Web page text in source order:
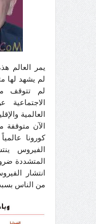
يمر العالم
لم تتوقف
العالمية
الآن متوقفة
كورونا
الفيروس
المتشددة
انتشار
من الناس